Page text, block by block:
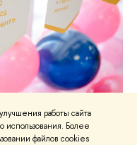
работы сайта
Более
файлов cookies